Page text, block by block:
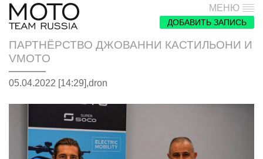
МЕНЮ
ДОБАВИТЬ ЗАПИСЬ
ПАРТНЁРСТВО ДЖОВАННИ КАСТИЛЬОНИ И
VMOTO
05.04.2022 [14:29],dron